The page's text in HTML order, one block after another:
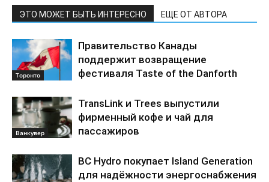
ЭТО МОЖЕТ БЫТЬ ИНТЕРЕСНО ЕЩЕ ОТ АВТОРА
Торонто
Правительство Канады
поддержит возвращение
фестиваля Taste of the Danforth
Ванкувер
TransLink и Trees выпустили
фирменный кофе и чай для
пассажиров
BC Hydro покупает Island Generation
для надёжности энергоснабжения